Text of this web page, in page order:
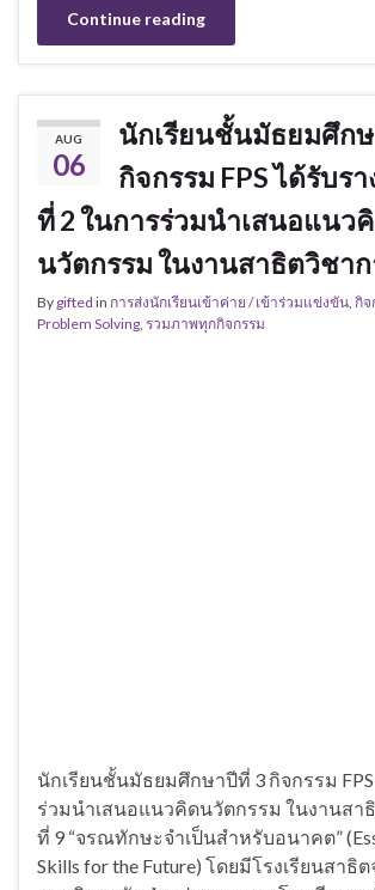
Continue reading
AUG
06
นักเรียนชั้นมัธยมศึก
กิจกรรม FPS ได้รับร
ที่ 2 ในการร่วมนำเสนอแนว
นวัตกรรม ในงานสาธิตวิชาก
By gifted in การส่งนักเรียนเข้าค่าย / เข้าร่วมแข่งขัน กิจ
Problem Solving รวมภาพทุกกิจกรรม
นักเรียนชั้นมัธยมศึกษาปีที่ 3 กิจกรรม
ร่วมนำเสนอแนวคิดนวัตกรรม ในงานสา
ที่ 9 “จรณทักษะจำเป็นสำหรับอนาคต”
Skills for the Future) โดยมีโรงเรียนสา